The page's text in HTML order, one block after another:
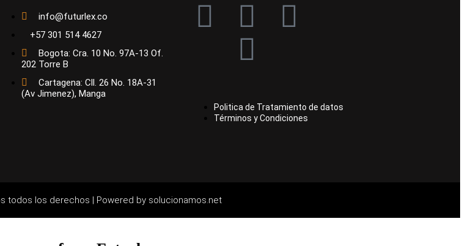
info@futurlex.co
+57 301 514 4627
Bogota: Cra. 10 No. 97A-13 Of.
202 Torre B
Cartagena: Cll. 26 No. 18A-31
(Av Jimenez), Manga
Politica de Tratamiento de datos
Términos y Condiciones
todos los derechos | Powered by solucionamos.net